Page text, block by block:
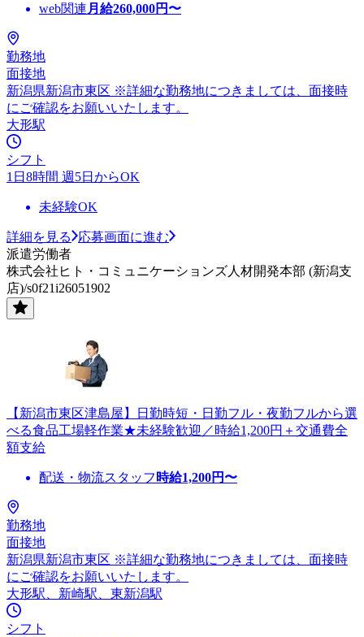
web関連 月給260,000円〜
勤務地
面接地
新潟県新潟市東区 ※詳細な勤務地につきましては、面接時
にご確認をお願いいたします。
大形駅
シフト
1日8時間 週5日からOK
未経験OK
詳細を見る
応募画面に進む
派遣労働者
株式会社ヒト・コミュニケーションズ人材開発本部 (新潟支
店)/s0f21i26051902
【新潟市東区津島屋】日勤時短・日勤フル・夜勤フルから選
べる食品工場軽作業★未経験歓迎／時給1,200円＋交通費全
額支給
配送・物流スタッフ 時給1,200円〜
勤務地
面接地
新潟県新潟市東区 ※詳細な勤務地につきましては、面接時
にご確認をお願いいたします。
大形駅、新崎駅、東新潟駅
シフト